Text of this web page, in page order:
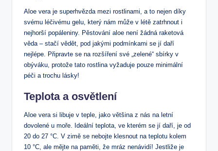
Aloe vera je superhvězda mezi rostlinami, a to nejen díky
svému léčivému gelu, který nám může v létě zatrhnout i
nejhorší popáleniny. Pěstování aloe není žádná raketová
věda – stačí vědět, pod jakými podmínkami se jí daří
nejlépe. Připravte se na rozšíření své „zelené“ sbírky v
obýváku, protože tato rostlina vyžaduje pouze minimální
péči a trochu lásky!
Teplota a osvětlení
Aloe vera si libuje v teple, jako většina z nás na letní
dovolené u moře. Ideální teplota, ve kterém se jí daří, je od
20 do 27 °C. V zimě se nebojte klesnout na teplotu kolem
10 °C, ale mějte na paměti, že mráz nenávidí! Jestliže je